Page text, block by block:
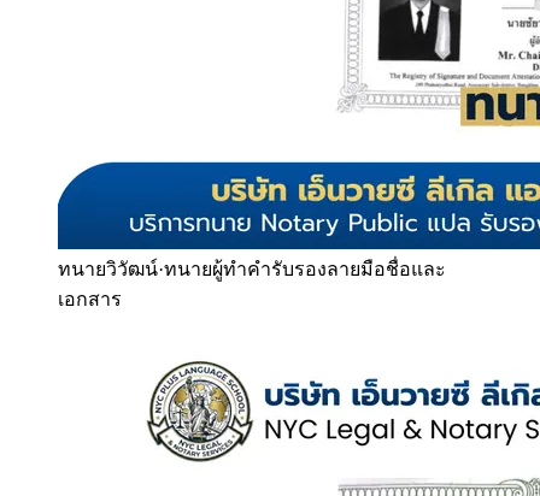
ทนายวิวัฒน์·ทนายผู้ทำคำรับรองลายมือชื่อและ
เอกสาร